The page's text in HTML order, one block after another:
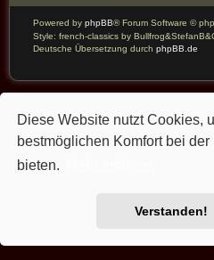
Diese Website nutzt Cookies,
bestmöglichen Komfort bei der
bieten.
Verstanden!
Powered by phpBB® Forum Software ©
Style: french-classics by
Deutsche Übersetzung durch phpBB.de